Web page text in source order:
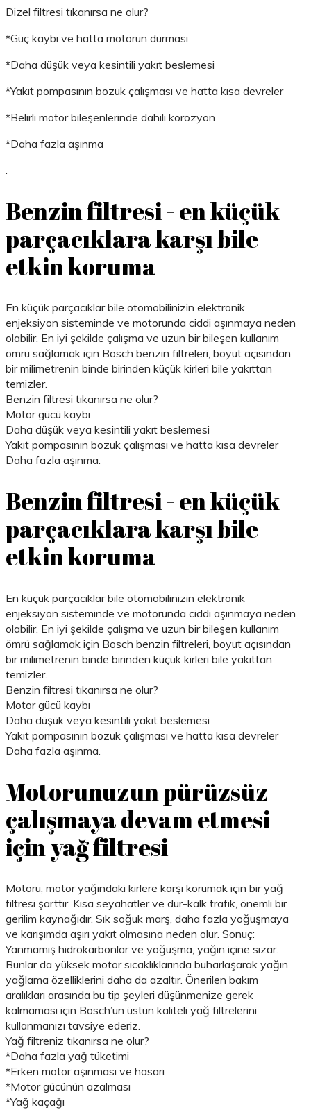
Dizel filtresi tıkanırsa ne olur?
*Güç kaybı ve hatta motorun durması
*Daha düşük veya kesintili yakıt beslemesi
*Yakıt pompasının bozuk çalışması ve hatta kısa devreler
*Belirli motor bileşenlerinde dahili korozyon
*Daha fazla aşınma
Benzin filtresi - en küçük
parçacıklara karşı bile
etkin koruma
En küçük parçacıklar bile otomobilinizin elektronik
enjeksiyon sisteminde ve motorunda ciddi aşınmaya neden
olabilir. En iyi şekilde çalışma ve uzun bir bileşen kullanım
ömrü sağlamak için Bosch benzin filtreleri, boyut açısından
bir milimetrenin binde birinden küçük kirleri bile yakıttan
temizler.
Benzin filtresi tıkanırsa ne olur?
Motor gücü kaybı
Daha düşük veya kesintili yakıt beslemesi
Yakıt pompasının bozuk çalışması ve hatta kısa devreler
Daha fazla aşınma.
Benzin filtresi - en küçük
parçacıklara karşı bile
etkin koruma
En küçük parçacıklar bile otomobilinizin elektronik
enjeksiyon sisteminde ve motorunda ciddi aşınmaya neden
olabilir. En iyi şekilde çalışma ve uzun bir bileşen kullanım
ömrü sağlamak için Bosch benzin filtreleri, boyut açısından
bir milimetrenin binde birinden küçük kirleri bile yakıttan
temizler.
Benzin filtresi tıkanırsa ne olur?
Motor gücü kaybı
Daha düşük veya kesintili yakıt beslemesi
Yakıt pompasının bozuk çalışması ve hatta kısa devreler
Daha fazla aşınma.
Motorunuzun pürüzsüz
çalışmaya devam etmesi
için yağ filtresi
Motoru, motor yağındaki kirlere karşı korumak için bir yağ
filtresi şarttır. Kısa seyahatler ve dur-kalk trafik, önemli bir
gerilim kaynağıdır. Sık soğuk marş, daha fazla yoğuşmaya
ve karışımda aşırı yakıt olmasına neden olur. Sonuç:
Yanmamış hidrokarbonlar ve yoğuşma, yağın içine sızar.
Bunlar da yüksek motor sıcaklıklarında buharlaşarak yağın
yağlama özelliklerini daha da azaltır. Önerilen bakım
aralıkları arasında bu tip şeyleri düşünmenize gerek
kalmaması için Bosch’un üstün kaliteli yağ filtrelerini
kullanmanızı tavsiye ederiz.
Yağ filtreniz tıkanırsa ne olur?
*Daha fazla yağ tüketimi
*Erken motor aşınması ve hasarı
*Motor gücünün azalması
*Yağ kaçağı